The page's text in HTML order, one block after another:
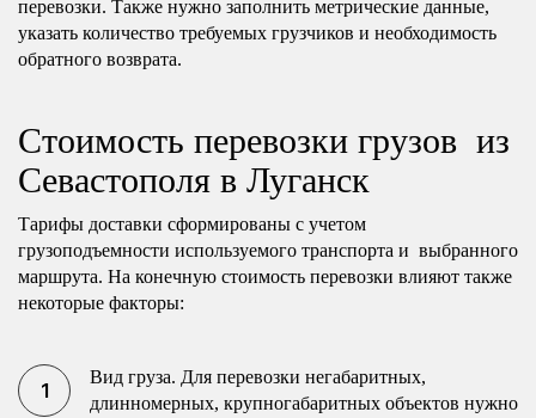
перевозки. Также нужно заполнить метрические данные,
указать количество требуемых грузчиков и необходимость
обратного возврата.
Стоимость перевозки грузов из
Севастополя в Луганск
Тарифы доставки сформированы с учетом
грузоподъемности используемого транспорта и выбранного
маршрута. На конечную стоимость перевозки влияют также
некоторые факторы:
Вид груза. Для перевозки негабаритных,
длинномерных, крупногабаритных объектов нужно